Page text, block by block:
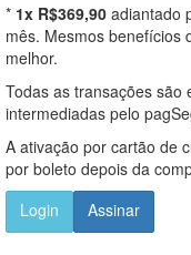
* 1x R$369,90 adiantado
mês. Mesmos benefícios
melhor.
Todas as transações são
intermediadas pelo
A ativação por cartão de
por boleto depois da
Login
Assinar